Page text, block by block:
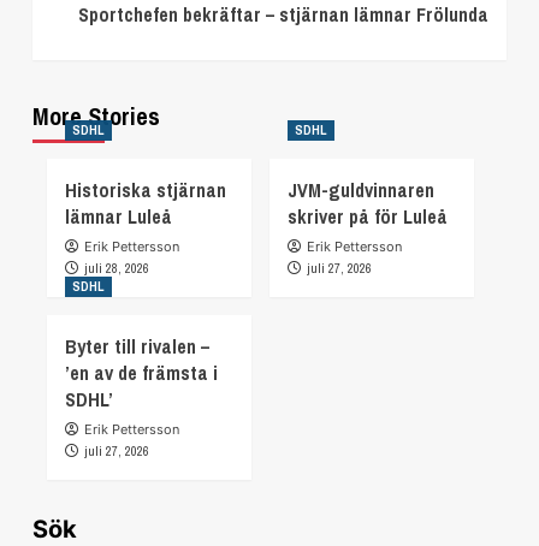
Sportchefen bekräftar – stjärnan lämnar Frölunda
More Stories
SDHL
Historiska stjärnan
lämnar Luleå
Erik Pettersson
juli 28, 2026
SDHL
JVM-guldvinnaren
skriver på för Luleå
Erik Pettersson
juli 27, 2026
SDHL
Byter till rivalen –
’en av de främsta i
SDHL’
Erik Pettersson
juli 27, 2026
Sök